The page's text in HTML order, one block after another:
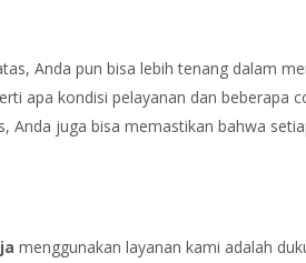
Anda pun bisa lebih tenang dalam
apa kondisi pelayanan dan beberapa
Anda juga bisa memastikan bahwa
menggunakan layanan kami adalah